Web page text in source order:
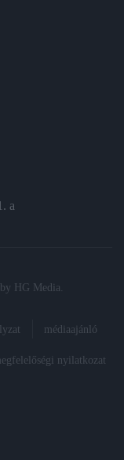
a
HG Media.
médiaajánló
nyilatkozat